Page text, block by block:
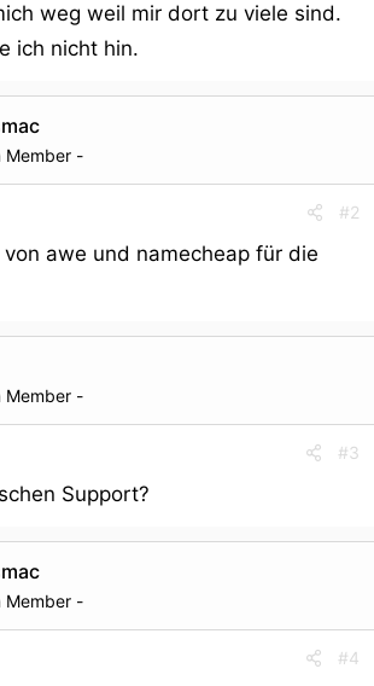
weg weil mir dort zu viele sind.
ich nicht hin.
Member -
#2
awe und namecheap für die
Member -
#3
Support?
Member -
#4